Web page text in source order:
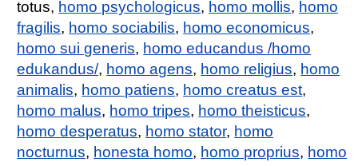
totus, homo psychologicus, homo mollis, homo
fragilis, homo sociabilis, homo economicus,
homo sui generis, homo educandus /homo
edukandus/, homo agens, homo religius, homo
animalis, homo patiens, homo creatus est,
homo malus, homo tripes, homo theisticus,
homo desperatus, homo stator, homo
nocturnus, honesta homo, homo proprius, homo